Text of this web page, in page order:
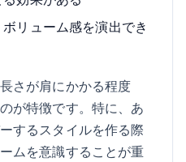
リューム感を演出でき
さが肩にかかる程度
が特徴です。特に、あ
するスタイルを作る際
ムを意識することが重